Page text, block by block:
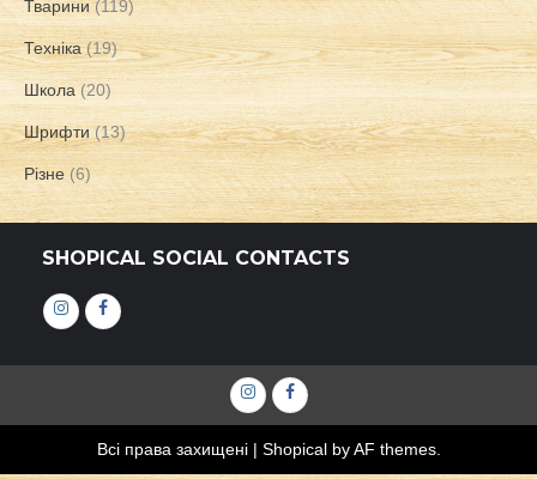
Тварини (119)
Техніка (19)
Школа (20)
Шрифти (13)
Різне (6)
SHOPICAL SOCIAL CONTACTS
ІнстаграмФейсбук
ІнстаграмФейсбук
Всі права захищені | Shopicalby AF themes.